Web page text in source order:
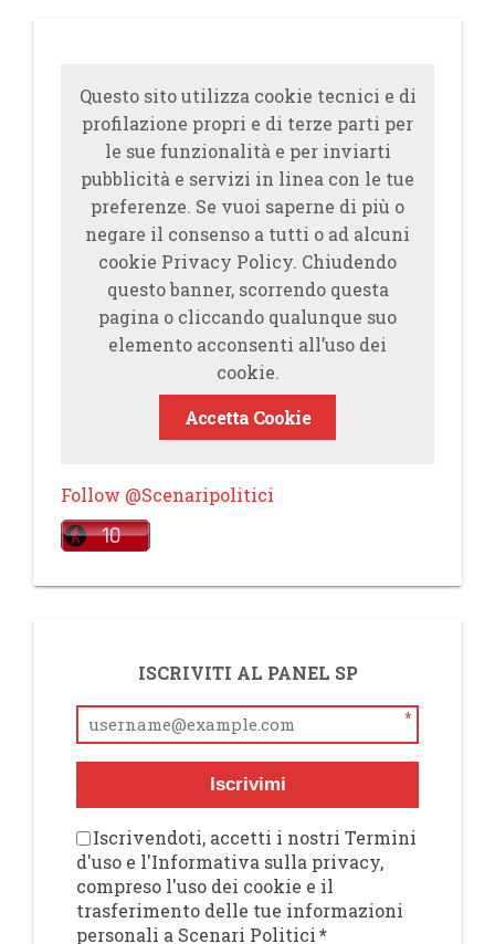
Questo sito utilizza cookie tecnici e di
profilazione propri e di terze parti per
le sue funzionalità e per inviarti
pubblicità e servizi in linea con le tue
preferenze. Se vuoi saperne di più o
negare il consenso a tutti o ad alcuni
cookie Privacy Policy. Chiudendo
questo banner, scorrendo questa
pagina o cliccando qualunque suo
elemento acconsenti all’uso dei
cookie.
Accetta Cookie
Follow @Scenaripolitici
ISCRIVITI AL PANEL SP
*
Iscrivimi
Iscrivendoti, accetti i nostri Termini
d'uso e l'Informativa sulla privacy,
compreso l'uso dei cookie e il
trasferimento delle tue informazioni
personali a Scenari Politici*